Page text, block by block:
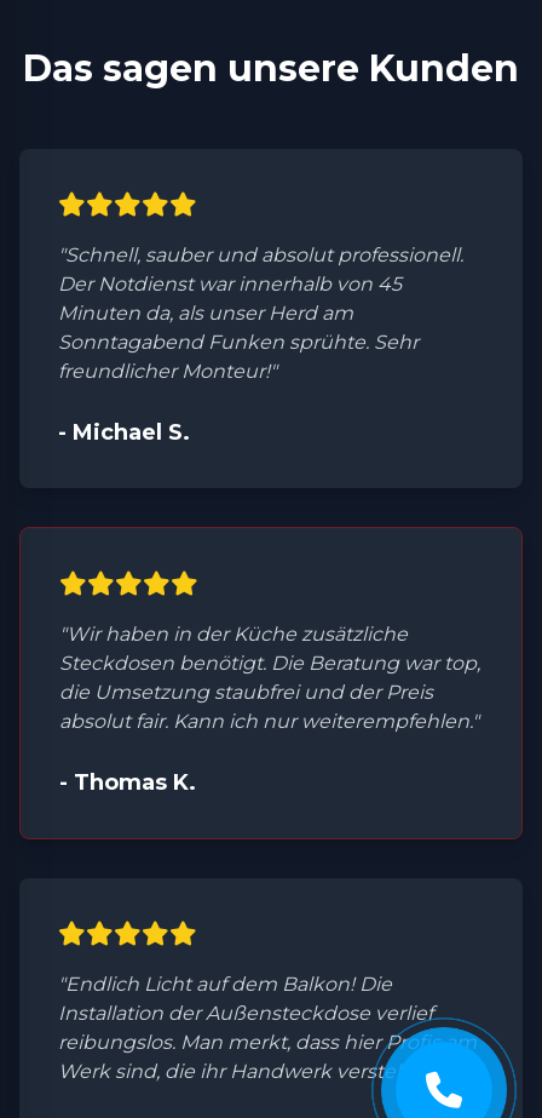
Das sagen unsere Kunden
"Schnell, sauber und absolut professionell.
Der Notdienst war innerhalb von 45
Minuten da, als unser Herd am
Sonntagabend Funken sprühte. Sehr
freundlicher Monteur!"
- Michael S.
"Wir haben in der Küche zusätzliche
Steckdosen benötigt. Die Beratung war top,
die Umsetzung staubfrei und der Preis
absolut fair. Kann ich nur weiterempfehlen."
- Thomas K.
"Endlich Licht auf dem Balkon! Die
Installation der Außensteckdose verlief
reibungslos. Man merkt, dass hier Profis am
Werk sind, die ihr Handwerk verstehen."